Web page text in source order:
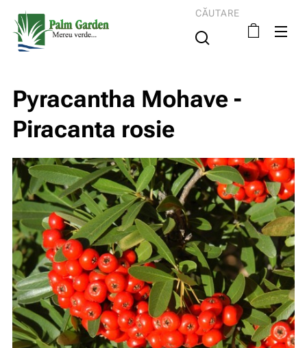
CĂUTARE
Pyracantha Mohave -
Piracanta rosie